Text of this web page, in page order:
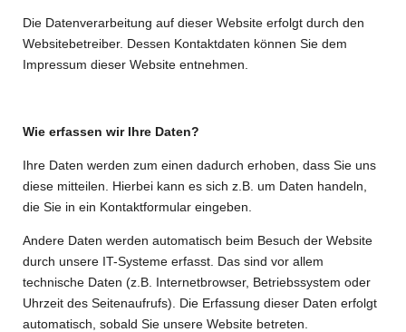
Die Datenverarbeitung auf dieser Website erfolgt durch den
Websitebetreiber. Dessen Kontaktdaten können Sie dem
Impressum dieser Website entnehmen.
Wie erfassen wir Ihre Daten?
Ihre Daten werden zum einen dadurch erhoben, dass Sie uns
diese mitteilen. Hierbei kann es sich z.B. um Daten handeln,
die Sie in ein Kontaktformular eingeben.
Andere Daten werden automatisch beim Besuch der Website
durch unsere IT-Systeme erfasst. Das sind vor allem
technische Daten (z.B. Internetbrowser, Betriebssystem oder
Uhrzeit des Seitenaufrufs). Die Erfassung dieser Daten erfolgt
automatisch, sobald Sie unsere Website betreten.